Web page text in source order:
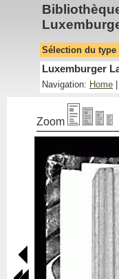
Sélection du
Luxemburger
Navigation: Home
Zoom